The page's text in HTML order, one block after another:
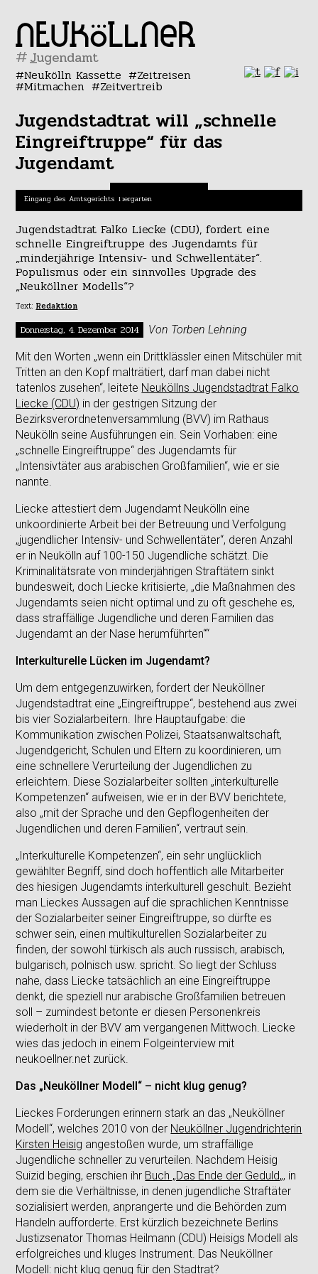
#
Neukölln Kassette Zeitreisen
Mitmachen Zeitvertreib
Jugendstadtrat will „schnelle
Eingreiftruppe“ für das
Jugendamt
Eingang des Amtsgerichts Tiergarten
Jugendstadtrat Falko Liecke (CDU), fordert eine
schnelle Eingreiftruppe des Jugendamts für
„minderjährige Intensiv- und Schwellentäter“.
Populismus oder ein sinnvolles Upgrade des
„Neuköllner Modells“?
Text: Redaktion
Donnerstag, 4. Dezember 2014
Von Torben Lehning
Mit den Worten „wenn ein Drittklässler einen Mitschüler mit
Tritten an den Kopf malträtiert, darf man dabei nicht
tatenlos zusehen“, leitete Neuköllns Jugendstadtrat Falko
Liecke (CDU) in der gestrigen Sitzung der
Bezirksverordnetenversammlung (BVV) im Rathaus
Neukölln seine Ausführungen ein. Sein Vorhaben: eine
„schnelle Eingreiftruppe“ des Jugendamts für
„Intensivtäter aus arabischen Großfamilien“, wie er sie
nannte.
Liecke attestiert dem Jugendamt Neukölln eine
unkoordinierte Arbeit bei der Betreuung und Verfolgung
„jugendlicher Intensiv- und Schwellentäter“, deren Anzahl
er in Neukölln auf 100-150 Jugendliche schätzt. Die
Kriminalitätsrate von minderjährigen Straftätern sinkt
bundesweit, doch Liecke kritisierte, „die Maßnahmen des
Jugendamts seien nicht optimal und zu oft geschehe es,
dass straffällige Jugendliche und deren Familien das
Jugendamt an der Nase herumführten““
Interkulturelle Lücken im Jugendamt?
Um dem entgegenzuwirken, fordert der Neuköllner
Jugendstadtrat eine „Eingreiftruppe“, bestehend aus zwei
bis vier Sozialarbeitern. Ihre Hauptaufgabe: die
Kommunikation zwischen Polizei, Staatsanwaltschaft,
Jugendgericht, Schulen und Eltern zu koordinieren, um
eine schnellere Verurteilung der Jugendlichen zu
erleichtern. Diese Sozialarbeiter sollten „interkulturelle
Kompetenzen“ aufweisen, wie er in der BVV berichtete,
also „mit der Sprache und den Gepflogenheiten der
Jugendlichen und deren Familien“, vertraut sein.
„Interkulturelle Kompetenzen“, ein sehr unglücklich
gewählter Begriff, sind doch hoffentlich alle Mitarbeiter
des hiesigen Jugendamts interkulturell geschult. Bezieht
man Lieckes Aussagen auf die sprachlichen Kenntnisse
der Sozialarbeiter seiner Eingreiftruppe, so dürfte es
schwer sein, einen multikulturellen Sozialarbeiter zu
finden, der sowohl türkisch als auch russisch, arabisch,
bulgarisch, polnisch usw. spricht. So liegt der Schluss
nahe, dass Liecke tatsächlich an eine Eingreiftruppe
denkt, die speziell nur arabische Großfamilien betreuen
soll – zumindest betonte er diesen Personenkreis
wiederholt in der BVV am vergangenen Mittwoch. Liecke
wies das jedoch in einem Folgeinterview mit
neukoellner.net zurück.
Das „Neuköllner Modell“ – nicht klug genug?
Lieckes Forderungen erinnern stark an das „Neuköllner
Modell“, welches 2010 von der Neuköllner Jugendrichterin
Kirsten Heisig angestoßen wurde, um straffällige
Jugendliche schneller zu verurteilen. Nachdem Heisig
Suizid beging, erschien ihr Buch „Das Ende der Geduld„, in
dem sie die Verhältnisse, in denen jugendliche Straftäter
sozialisiert werden, anprangerte und die Behörden zum
Handeln aufforderte. Erst kürzlich bezeichnete Berlins
Justizsenator Thomas Heilmann (CDU) Heisigs Modell als
erfolgreiches und kluges Instrument. Das Neuköllner
Modell: nicht klug genug für den Stadtrat?